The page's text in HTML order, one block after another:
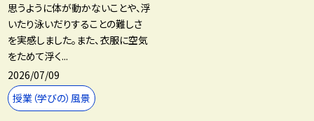
思うように体が動かないことや、浮
いたり泳いだりすることの難しさ
を実感しました。また、衣服に空気
をためて浮く...
2026/07/09
授業（学びの）風景